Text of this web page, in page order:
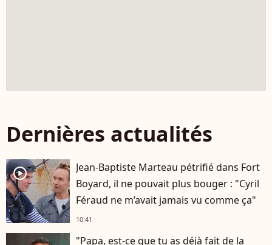
Dernières actualités
player2
Jean-Baptiste Marteau pétrifié dans Fort
Boyard, il ne pouvait plus bouger : "Cyril
Féraud ne m’avait jamais vu comme ça"
10:41
"Papa, est-ce que tu as déjà fait de la